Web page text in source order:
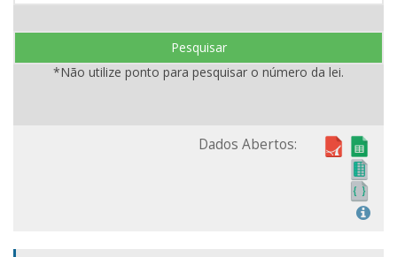
Pesquisar
*Não utilize ponto para pesquisar o número da lei.
Dados Abertos: